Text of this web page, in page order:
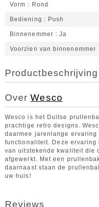
Vorm Rond
Bediening Push
Binnenemmer Ja
Voorzien van binnenemmer
Productbeschrijving
OverWesco
Wesco is het Duitse
prachtige retro designs.
daarmee jarenlange
functionaliteit. Deze
van uitstekende kwaliteit die
afgewerkt. Met een
daarnaast staan de
uw huis!
Reviews